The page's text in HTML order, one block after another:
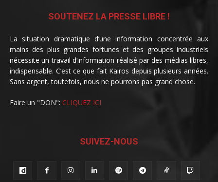
SOUTENEZ LA PRESSE LIBRE !
La situation dramatique d’une information concentrée aux
mains des plus grandes fortunes et des groupes industriels
nécessite un travail d’information réalisé par des médias libres,
indispensable. C’est ce que fait Kairos depuis plusieurs années.
Sans argent, toutefois, nous ne pourrons pas grand chose.
Faire un "DON": CLIQUEZ ICI
SUIVEZ-NOUS